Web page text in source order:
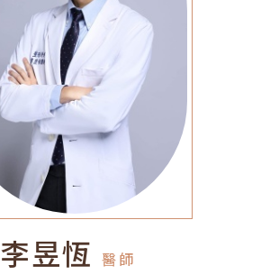
李昱恆 醫師